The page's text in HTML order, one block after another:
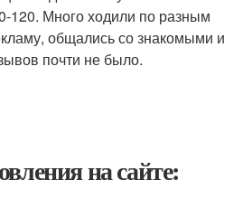
120. Много ходили по разным
общались со знакомыми и
почти не было.
на сайте: